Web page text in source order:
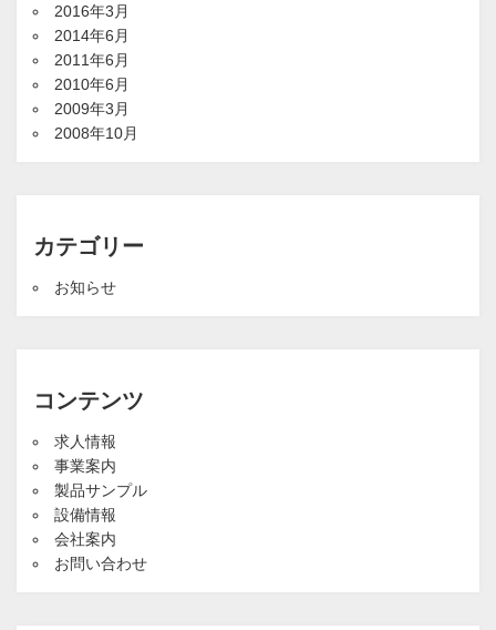
2016年3月
2014年6月
2011年6月
2010年6月
2009年3月
2008年10月
カテゴリー
お知らせ
コンテンツ
求人情報
事業案内
製品サンプル
設備情報
会社案内
お問い合わせ